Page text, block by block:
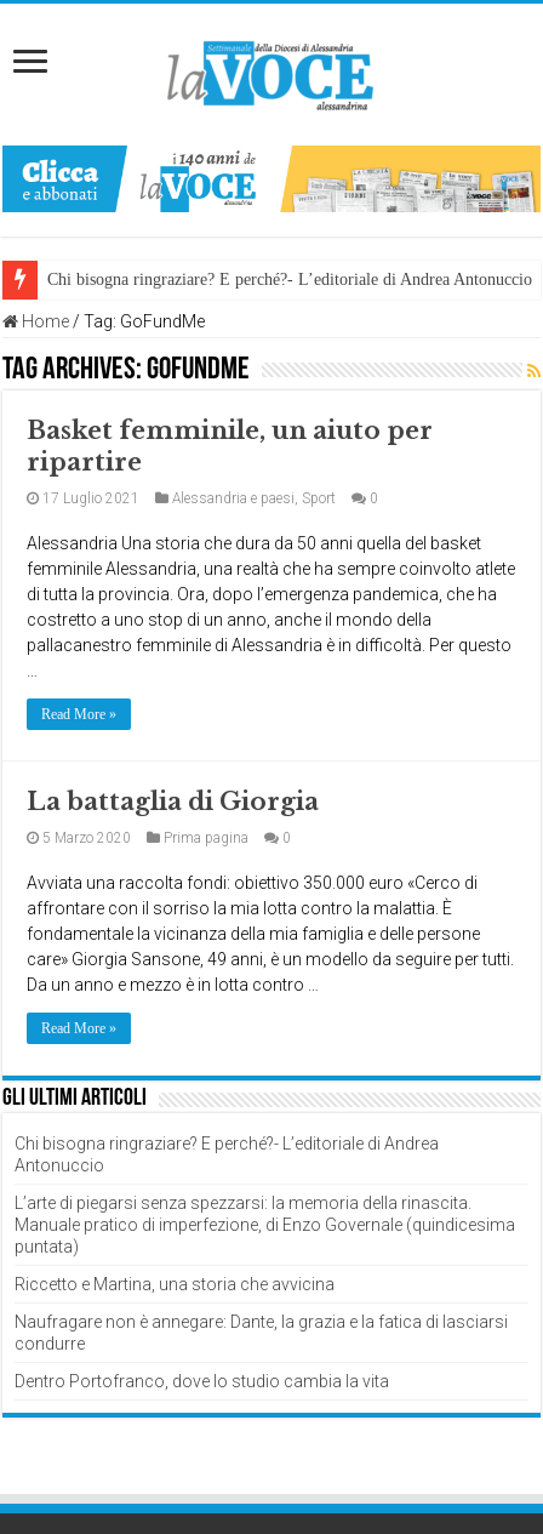
Chi bisogna ringraziare? E perché?- L’editoriale di Andrea Antonuccio
Home / Tag: GoFundMe
Tag Archives:GoFundMe
Basket femminile, un aiuto per
ripartire
17 Luglio 2021 Alessandria e paesi,Sport 0
Alessandria Una storia che dura da 50 anni quella del basket
femminile Alessandria, una realtà che ha sempre coinvolto atlete
di tutta la provincia. Ora, dopo l’emergenza pandemica, che ha
costretto a uno stop di un anno, anche il mondo della
pallacanestro femminile di Alessandria è in difficoltà. Per questo
Read More »
La battaglia di Giorgia
5 Marzo 2020 Prima pagina 0
Avviata una raccolta fondi: obiettivo 350.000 euro «Cerco di
affrontare con il sorriso la mia lotta contro la malattia. È
fondamentale la vicinanza della mia famiglia e delle persone
care» Giorgia Sansone, 49 anni, è un modello da seguire per tutti.
Da un anno e mezzo è in lotta contro …
Read More »
Gli ultimi articoli
Chi bisogna ringraziare? E perché?- L’editoriale di Andrea
Antonuccio
L’arte di piegarsi senza spezzarsi: la memoria della rinascita.
Manuale pratico di imperfezione, di Enzo Governale (quindicesima
puntata)
Riccetto e Martina, una storia che avvicina
Naufragare non è annegare: Dante, la grazia e la fatica di lasciarsi
condurre
Dentro Portofranco, dove lo studio cambia la vita